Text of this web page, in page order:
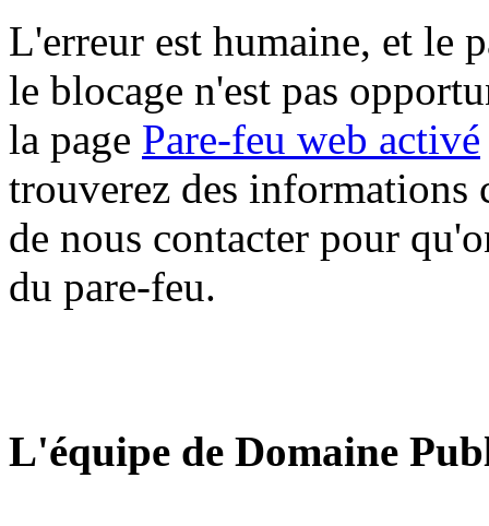
L'erreur est humaine, et le
le blocage n'est pas
la page Pare-feu web activé
trouverez des informations
de nous contacter pour
du pare-feu.
L'équipe de Domaine